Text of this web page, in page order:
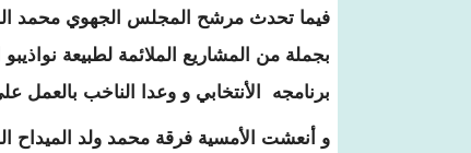
فيما تحدث مرشح المجلس الجهوي محمد
بجملة من المشاريع الملائمة لطبيعة
برنامجه الأنتخابي و وعدا الناخب بالعمل
و أنعشت الأمسية فرقة محمد ولد الميداح